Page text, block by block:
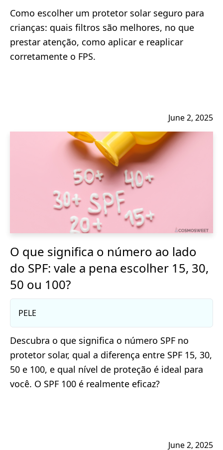
Como escolher um protetor solar seguro para
crianças: quais filtros são melhores, no que
prestar atenção, como aplicar e reaplicar
corretamente o FPS.
June 2, 2025
O que significa o número ao lado
do SPF: vale a pena escolher 15, 30,
50 ou 100?
PELE
Descubra o que significa o número SPF no
protetor solar, qual a diferença entre SPF 15, 30,
50 e 100, e qual nível de proteção é ideal para
você. O SPF 100 é realmente eficaz?
June 2, 2025